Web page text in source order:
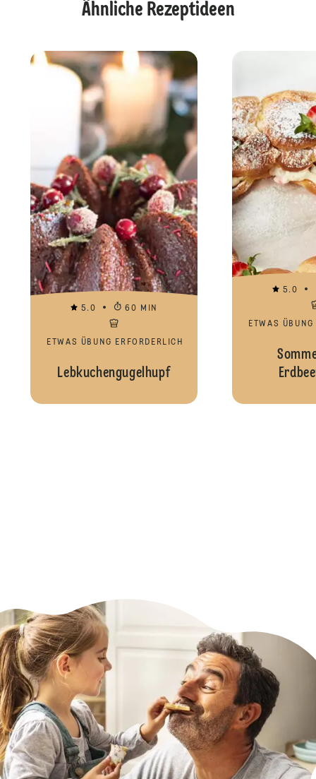
Ähnliche Rezeptideen
5.0 60 MIN
ETWAS ÜBUNG ERFORDERLICH
Lebkuchengugelhupf
5.0
ETWAS